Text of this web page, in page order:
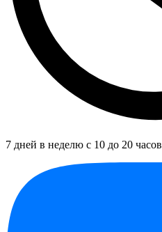
7 дней в неделю с 10 до 20 часов